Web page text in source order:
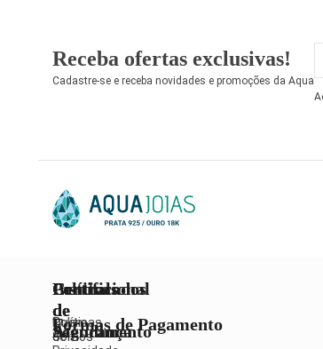
Receba ofertas exclusivas!
Cadastre-se e receba novidades e promoções da Aqua
Institucional
Quem
Somos
Políticas
Políticas
de
Central
de
Atendimento
Certificados
de
Segurança
Formas de Pagamento